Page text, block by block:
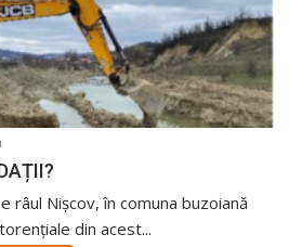
râul Nișcov, în comuna buzoiană
din acest...